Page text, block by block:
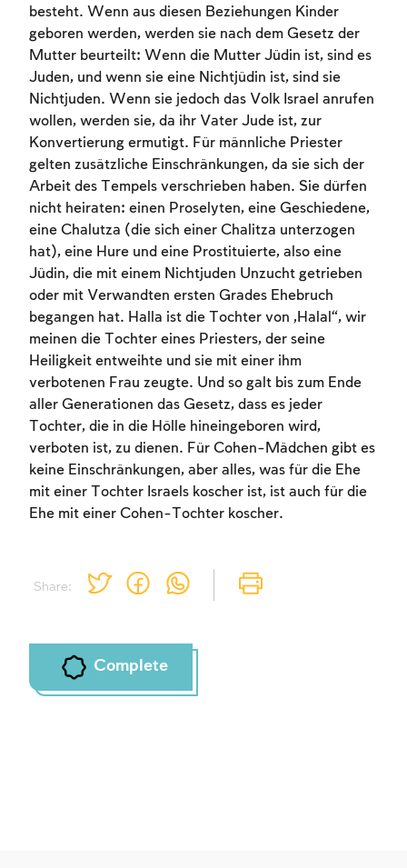
Share:
besteht. Wenn aus diesen Beziehungen Kinder
geboren werden, werden sie nach dem Gesetz der
Mutter beurteilt: Wenn die Mutter Jüdin ist, sind es
Juden, und wenn sie eine Nichtjüdin ist, sind sie
Nichtjuden. Wenn sie jedoch das Volk Israel anrufen
wollen, werden sie, da ihr Vater Jude ist, zur
Konvertierung ermutigt. Für männliche Priester
gelten zusätzliche Einschränkungen, da sie sich der
Arbeit des Tempels verschrieben haben. Sie dürfen
nicht heiraten: einen Proselyten, eine Geschiedene,
eine Chalutza (die sich einer Chalitza unterzogen
hat), eine Hure und eine Prostituierte, also eine
Jüdin, die mit einem Nichtjuden Unzucht getrieben
oder mit Verwandten ersten Grades Ehebruch
begangen hat. Halla ist die Tochter von „Halal“, wir
meinen die Tochter eines Priesters, der seine
Heiligkeit entweihte und sie mit einer ihm
verbotenen Frau zeugte. Und so galt bis zum Ende
aller Generationen das Gesetz, dass es jeder
Tochter, die in die Hölle hineingeboren wird,
verboten ist, zu dienen. Für Cohen-Mädchen gibt es
keine Einschränkungen, aber alles, was für die Ehe
mit einer Tochter Israels koscher ist, ist auch für die
Ehe mit einer Cohen-Tochter koscher.
Complete